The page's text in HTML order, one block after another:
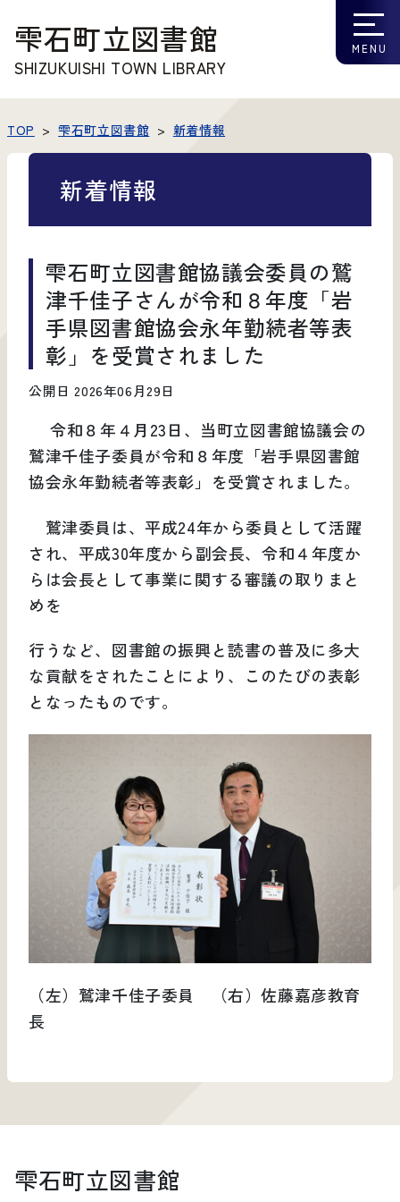
雫石町立図書館
SHIZUKUISHI TOWN LIBRARY
TOP 雫石町立図書館 新着情報
新着情報
雫石町立図書館協議会委員の鷲
津千佳子さんが令和８年度「岩
手県図書館協会永年勤続者等表
彰」を受賞されました
公開日 2026年06月29日
令和８年４月23日、当町立図書館協議会の
鷲津千佳子委員が令和８年度「岩手県図書館
協会永年勤続者等表彰」を受賞されました。
鷲津委員は、平成24年から委員として活躍
され、平成30年度から副会長、令和４年度か
らは会長として事業に関する審議の取りまと
めを
行うなど、図書館の振興と読書の普及に多大
な貢献をされたことにより、このたびの表彰
となったものです。
（左）鷲津千佳子委員 （右）佐藤嘉彦教育
長
雫石町立図書館